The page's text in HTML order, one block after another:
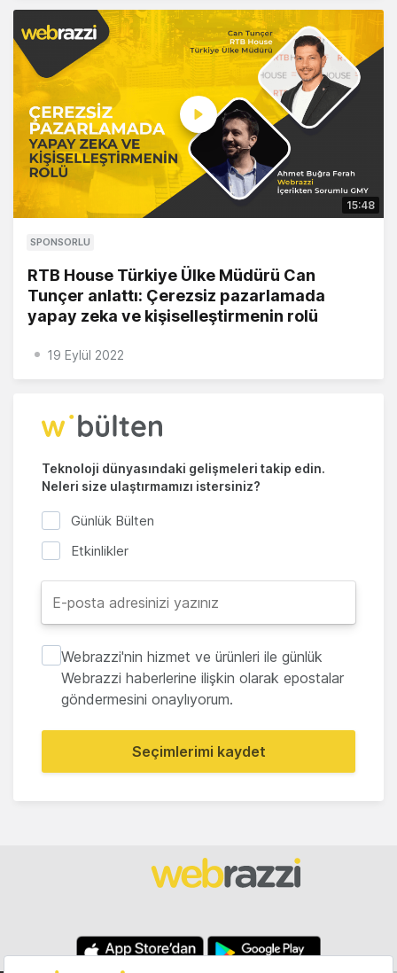
SPONSORLU
RTB House Türkiye Ülke Müdürü Can
Tunçer anlattı: Çerezsiz pazarlamada
yapay zeka ve kişiselleştirmenin rolü
15:48
19 Eylül 2022
Teknoloji dünyasındaki gelişmeleri takip edin.
Neleri size ulaştırmamızı istersiniz?
Günlük Bülten
Etkinlikler
Webrazzi'nin hizmet ve ürünleri ile günlük
Webrazzi haberlerine ilişkin olarak epostalar
göndermesini onaylıyorum.
Seçimlerimi kaydet